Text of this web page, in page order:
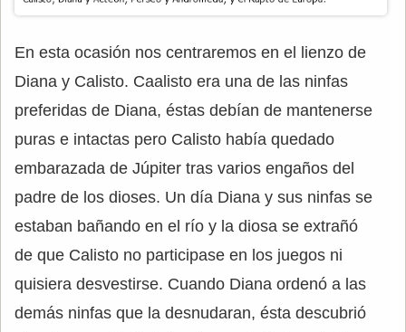
En esta ocasión nos centraremos en el lienzo de
Diana y Calisto. Caalisto era una de las ninfas
preferidas de Diana, éstas debían de mantenerse
puras e intactas pero Calisto había quedado
embarazada de Júpiter tras varios engaños del
padre de los dioses. Un día Diana y sus ninfas se
estaban bañando en el río y la diosa se extrañó
de que Calisto no participase en los juegos ni
quisiera desvestirse. Cuando Diana ordenó a las
demás ninfas que la desnudaran, ésta descubrió